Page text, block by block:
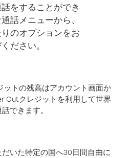
をすることができ
話メニューから、
のオプションをお
ださい。
ットの残高はアカウント画面か
Outクレジットを利用して世界
できます。
いた特定の国へ30日間自由に